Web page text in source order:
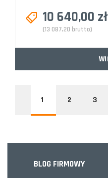
10 640,00 zł
(13 087,20 brutto)
1 2 3
BLOG FIRMOWY